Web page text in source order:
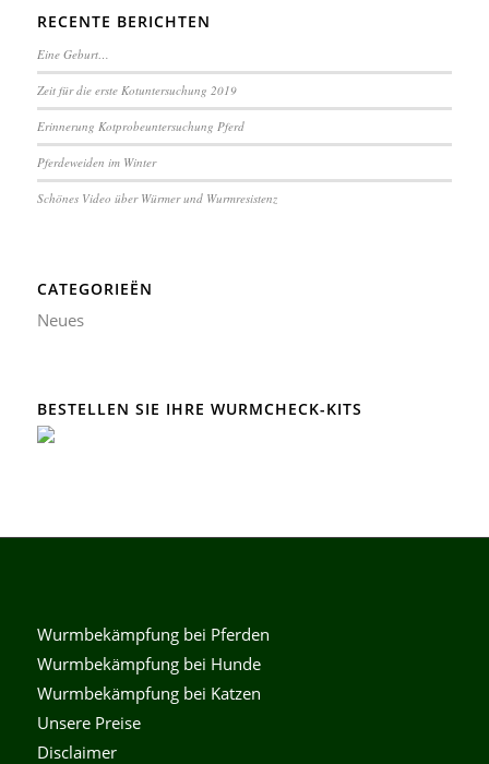
RECENTE BERICHTEN
Eine Geburt…
Zeit für die erste Kotuntersuchung 2019
Erinnerung Kotprobeuntersuchung Pferd
Pferdeweiden im Winter
Schönes Video über Würmer und Wurmresistenz
CATEGORIEËN
Neues
BESTELLEN SIE IHRE WURMCHECK-KITS
Wurmbekämpfung bei Pferden
Wurmbekämpfung bei Hunde
Wurmbekämpfung bei Katzen
Unsere Preise
Disclaimer